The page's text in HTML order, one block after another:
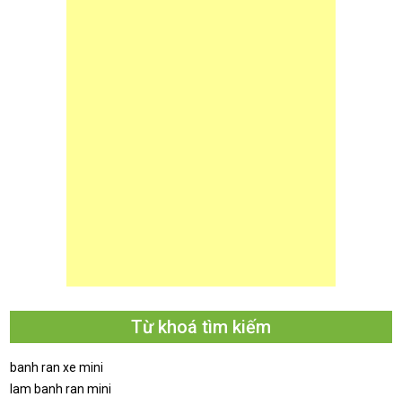
Từ khoá tìm kiếm
banh ran xe mini
lam banh ran mini